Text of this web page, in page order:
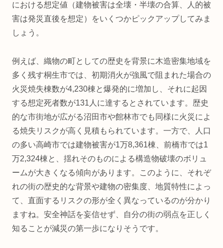
における想定値（建物被害は全壊・半壊の合算、人的被
害は発災直後を想定）をいくつかピックアップしてみま
しょう。
例えば、織物の町としての歴史を背景に木造密集地域を
多く残す桐生市では、初期消火が強風で阻まれた場合の
火災焼失棟数が4,230棟と爆発的に増加し、それに起因
する想定死者数が131人に達するとされています。歴史
的な市街地が広がる沼田市や館林市でも同様に火災によ
る焼失リスクが高く見積もられています。一方で、人口
の多い高崎市では建物被害が1万8,361棟、前橋市では1
万2,324棟と、揺れそのものによる構造物破壊のボリュ
ームが大きくなる傾向があります。このように、それぞ
れの街の歴史的な背景や建物の密集度、地質特性によっ
て、直面するリスクの形が全く異なっているのが分かり
ますね。安全神話を妄信せず、自分の街の弱点を正しく
知ることが減災の第一歩になりそうです。